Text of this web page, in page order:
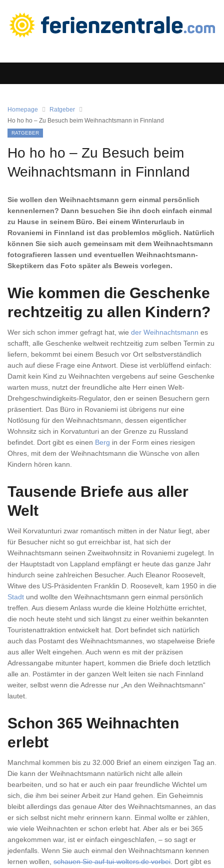
Homepage
Ratgeber
Ho ho ho – Zu Besuch beim Weihnachtsmann in Finnland
RATGEBER
Ho ho ho – Zu Besuch beim
Weihnachtsmann in Finnland
Sie wollen den Weihnachtsmann gern einmal persönlich
kennenlernen? Dann besuchen Sie ihn doch einfach einmal
zu Hause in seinem Büro. Bei einem Winterurlaub in
Rovaniemi in Finnland ist das problemlos möglich. Natürlich
können Sie sich auch gemeinsam mit dem Weihnachtsmann
fotografieren lassen und eventuellen Weihnachtsmann-
Skeptikern das Foto später als Beweis vorlegen.
Wie kommen die Geschenke
rechtzeitig zu allen Kindern?
Wer sich schon immer gefragt hat, wie der Weihnachtsmann es
schafft, alle Geschenke weltweit rechtzeitig zum selben Termin zu
liefern, bekommt bei einem Besuch vor Ort selbstverständlich
auch auf diese Frage eine Antwort. Diese ist verblüffend einfach:
Damit kein Kind zu Weihnachten vergebens auf seine Geschenke
warten muss, nutzt der freundliche alte Herr einen Welt-
Drehgeschwindigkeits-Regulator, den er seinen Besuchern gern
präsentiert. Das Büro in Rovaniemi ist übrigens nur eine
Notlösung für den Weihnachtsmann, dessen eigentlicher
Wohnsitz sich in Korvatunturi an der Grenze zu Russland
befindet. Dort gibt es einen Berg in der Form eines riesigen
Ohres, mit dem der Weihnachtsmann die Wünsche von allen
Kindern hören kann.
Tausende Briefe aus aller
Welt
Weil Korvatunturi zwar romantisch mitten in der Natur liegt, aber
für Besucher nicht so gut erreichbar ist, hat sich der
Weihnachtsmann seinen Zweitwohnsitz in Rovaniemi zugelegt. In
der Hauptstadt von Lappland empfängt er heute das ganze Jahr
hindurch seine zahlreichen Besucher. Auch Eleanor Roosevelt,
Witwe des US-Präsidenten Franklin D. Roosevelt, kam 1950 in die
Stadt und wollte den Weihnachtsmann gern einmal persönlich
treffen. Aus diesem Anlass wurde die kleine Holzhütte errichtet,
die noch heute steht und sich längst zu einer weithin bekannten
Touristenattraktion entwickelt hat. Dort befindet sich natürlich
auch das Postamt des Weihnachtsmannes, wo stapelweise Briefe
aus aller Welt eingehen. Auch wenn es mit der präzisen
Adressangabe mitunter hapert, kommen die Briefe doch letztlich
alle an. Postämter in der ganzen Welt leiten sie nach Finnland
weiter, selbst wenn die Adresse nur „An den Weihnachtsmann“
lautet.
Schon 365 Weihnachten
erlebt
Manchmal kommen bis zu 32.000 Brief an einem einzigen Tag an.
Die kann der Weihnachtsmann natürlich nicht alle allein
bearbeiten, und so hat er auch ein paar freundliche Wichtel um
sich, die ihm bei seiner Arbeit zur Hand gehen. Ein Geheimnis
bleibt allerdings das genaue Alter des Weihnachtsmannes, an das
er sich selbst nicht mehr erinnern kann. Einmal wollte er zählen,
wie viele Weihnachten er schon erlebt hat. Aber als er bei 365
angekommen war, ist er einfach eingeschlafen, – so sagt er
jedenfalls. Wenn Sie auch einmal den Weihnachtsmann kennen
lernen wollen, schauen Sie auf tui-wolters.de vorbei . Dort gibt es